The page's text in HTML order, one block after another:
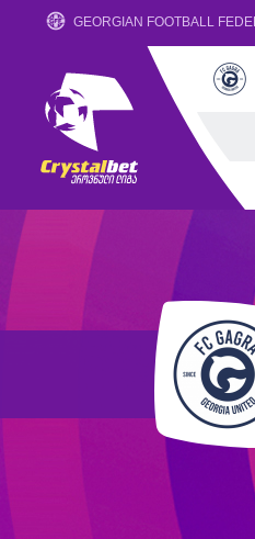
GEORGIAN FOOTBALL